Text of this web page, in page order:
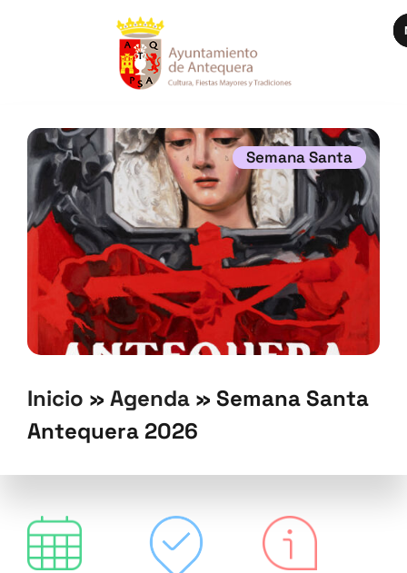
Semana Santa
Inicio » Agenda » Semana Santa
Antequera 2026